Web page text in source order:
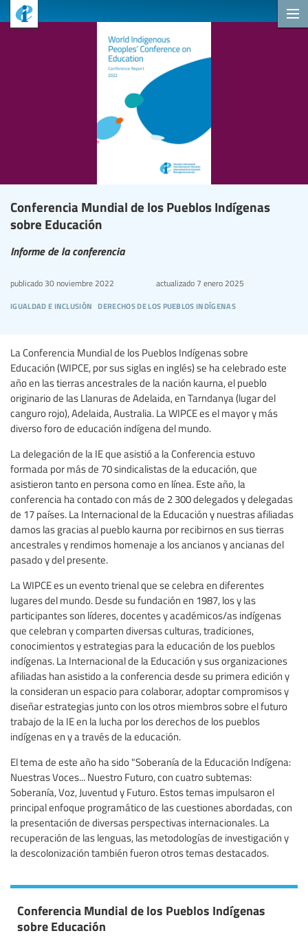
Conferencia Mundial de los Pueblos Indígenas
sobre Educación
Informe de la conferencia
igualdad e inclusión derechos de los pueblos indígenas
publicado 30 noviembre 2022 actualizado7 enero 2025
La Conferencia Mundial de los Pueblos Indígenas sobre
Educación (WIPCE, por sus siglas en inglés) se ha celebrado este
año en las tierras ancestrales de la nación kaurna, el pueblo
originario de las Llanuras de Adelaida, en Tarndanya (lugar del
canguro rojo), Adelaida, Australia. La WIPCE es el mayor y más
diverso foro de educación indígena del mundo.
La delegación de la IE que asistió a la Conferencia estuvo
formada por más de 70 sindicalistas de la educación, que
asistieron tanto en persona como en línea. Este año, la
conferencia ha contado con más de 2 300 delegados y delegadas
de 17 países. La Internacional de la Educación y nuestras afiliadas
damos las gracias al pueblo kaurna por recibirnos en sus tierras
ancestrales y rendimos homenaje a los ancianos y ancianas del
pasado y del presente.
La WIPCE es un evento trienal que se celebra en diferentes
lugares del mundo. Desde su fundación en 1987, los y las
participantes son líderes, docentes y académicos/as indígenas
que celebran y comparten diversas culturas, tradiciones,
conocimientos y estrategias para la educación de los pueblos
indígenas. La Internacional de la Educación y sus organizaciones
afiliadas han asistido a la conferencia desde su primera edición y
la consideran un espacio para colaborar, adoptar compromisos y
diseñar estrategias junto con los otros miembros sobre el futuro
trabajo de la IE en la lucha por los derechos de los pueblos
indígenas en y a través de la educación.
El tema de este año ha sido "Soberanía de la Educación Indígena:
Nuestras Voces... Nuestro Futuro, con cuatro subtemas:
Soberanía, Voz, Juventud y Futuro. Estos temas impulsaron el
principal enfoque programático de las cuestiones abordadas, con
la presentación de diversas perspectivas internacionales. La
recuperación de las lenguas, las metodologías de investigación y
la descolonización también fueron otros temas destacados.
Conferencia Mundial de los Pueblos Indígenas
sobre Educación